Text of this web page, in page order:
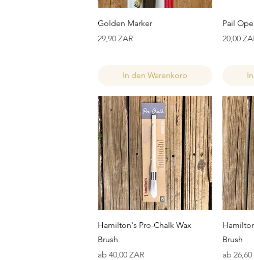
Schnellansicht
Golden Marker
Preis
29,90 ZAR
In den Warenkorb
Pail
Preis
20,00
Schnellansicht
Hamilton's Pro-Chalk Wax
Brush
ab 40,00 ZAR
Sale-Preis
Brush
ab 26,60
Sale-